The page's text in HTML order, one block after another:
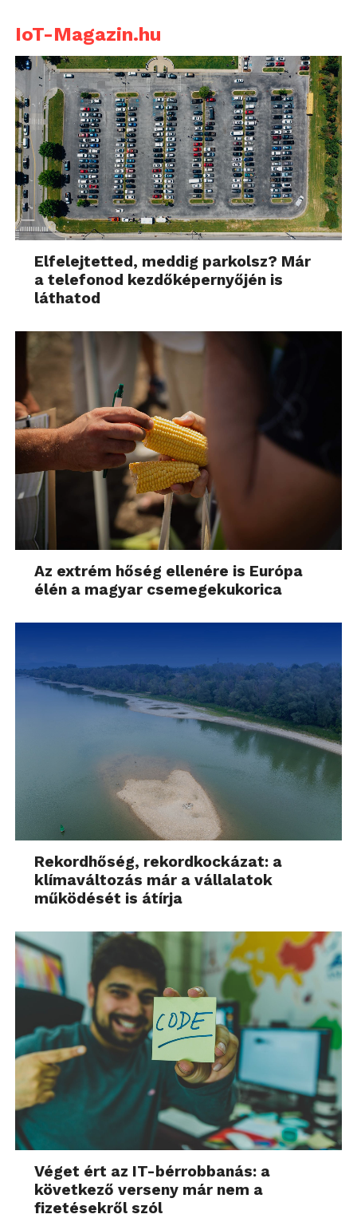
IoT-Magazin.hu
Elfelejtetted, meddig parkolsz? Már
a telefonod kezdőképernyőjén is
láthatod
Az extrém hőség ellenére is Európa
élén a magyar csemegekukorica
Rekordhőség, rekordkockázat: a
klímaváltozás már a vállalatok
működését is átírja
Véget ért az IT-bérrobbanás: a
következő verseny már nem a
fizetésekről szól